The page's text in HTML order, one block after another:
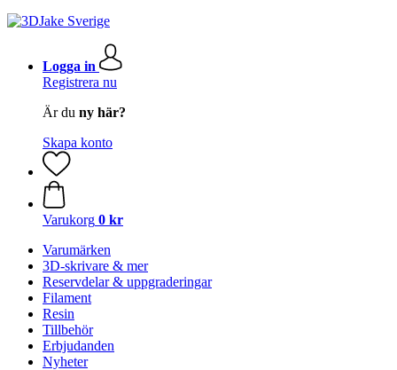
Logga in
Registrera nu
Är du ny här?
Skapa konto
Varukorg 0 kr
Varumärken
3D-skrivare & mer
Reservdelar & uppgraderingar
Filament
Resin
Tillbehör
Erbjudanden
Nyheter